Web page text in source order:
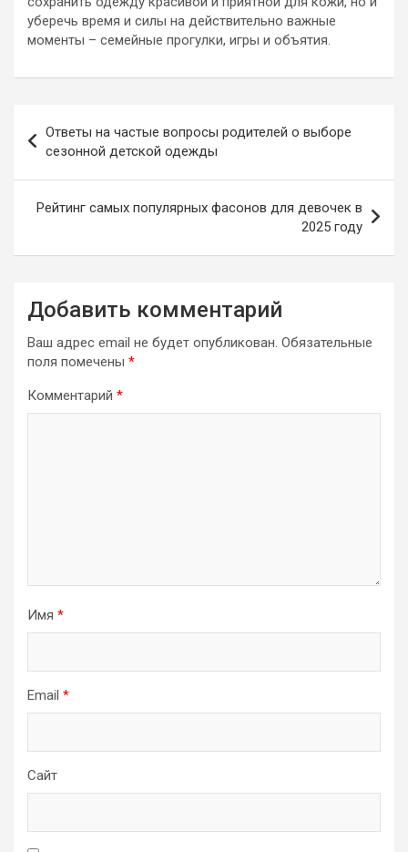
уберечь время и силы на действительно важные
моменты – семейные прогулки, игры и объятия.
по
записям
Ответы на частые вопросы родителей о выборе
сезонной детской одежды
Рейтинг самых популярных фасонов для девочек в
2025 году
Добавить комментарий
Ваш адрес email не будет опубликован. Обязательные
поля помечены *
Комментарий *
Имя *
Email *
Сайт